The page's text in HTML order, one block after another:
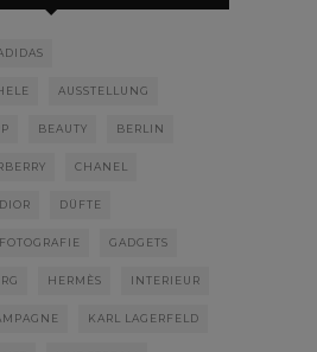
AUSSTELLUNG
BEAUTY BERLIN
CHANEL
DIOR DÜFTE
FOTOGRAFIE GADGETS
HERMÈS INTERIEUR
KARL LAGERFELD